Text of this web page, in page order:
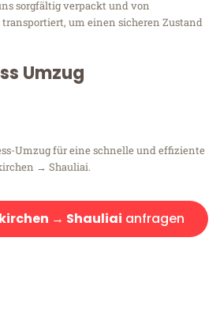
sorgfältig verpackt und von
um einen sicheren Zustand
Umzug
Umzug für eine schnelle und effiziente
→ Shauliai.
→ Shauliai anfragen